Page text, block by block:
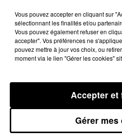
28 août 2024 - 1 min 15 sec
L'AGENDA DU GERS DU
Vous pouvez accepter en cliquant sur
sélectionnant les finalités et/ou
Vous pouvez également refuser en
accepter". Vos préférences ne
pouvez mettre à jour vos choix, ou
moment via le lien "Gérer les cookies"
Gérer mes
Accepter et